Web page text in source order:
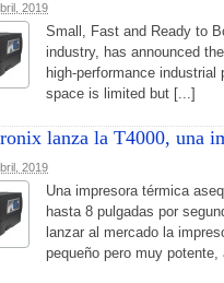
2019
Small, Fast and Ready to
industry, has announced
high-performance
space is limited but [...]
lanza la T4000, una
2019
Una impresora térmica
hasta 8 pulgadas por
lanzar al mercado la
pequeño pero muy potente,